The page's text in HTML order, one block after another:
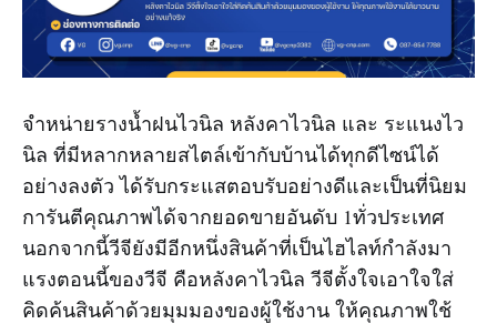
จำหน่ายรางน้ำฝนไวนิล หลังคาไวนิล และ ระแนงไว
นิล ที่มีหลากหลายสไตล์เข้ากับบ้านได้ทุกดีไซน์ได้
อย่างลงตัว ได้รับกระแสตอบรับอย่างดีและเป็นที่นิยม
การันตีคุณภาพได้จากยอดขายอันดับ 1ทั่วประเทศ
นอกจากนี้วีจียังมีอีกหนึ่งสินค้าที่เป็นไฮไลท์กำลังมา
แรงตอนนี้ของวีจี คือหลังคาไวนิล วีจีตั้งใจเอาใจใส่
คิดค้นสินค้าด้วยมุมมองของผู้ใช้งาน ให้คุณภาพใช้